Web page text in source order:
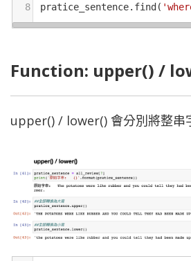
8
pratice_sentence. find (
Function: upper() /
upper() / lower() 會分別將整串